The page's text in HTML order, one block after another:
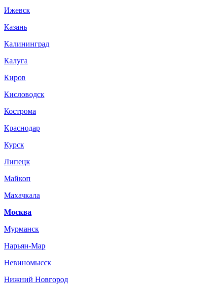
Ижевск
Казань
Калининград
Калуга
Киров
Кисловодск
Кострома
Краснодар
Курск
Липецк
Майкоп
Махачкала
Москва
Мурманск
Нарьян-Мар
Невиномысск
Нижний Новгород